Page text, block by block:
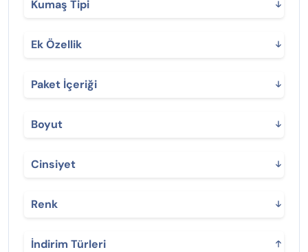
Kumaş Tipi
Ek Özellik
Paket İçeriği
Boyut
Cinsiyet
Renk
İndirim Türleri